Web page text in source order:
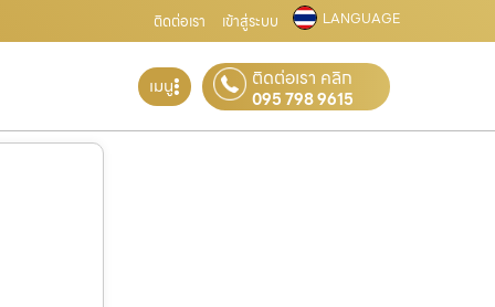
ติดต่อเรา เข้าสู่ระบบ LANGUAGE
เมนู ติดต่อเรา คลิก
095 798 9615